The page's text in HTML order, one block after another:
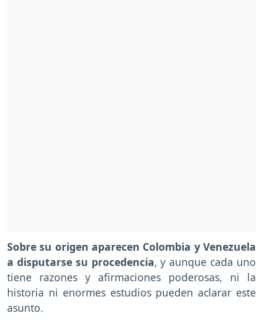
Sobre su origen aparecen Colombia y Venezuela
a disputarse su procedencia, y aunque cada uno
tiene razones y afirmaciones poderosas, ni la
historia ni enormes estudios pueden aclarar este
asunto.